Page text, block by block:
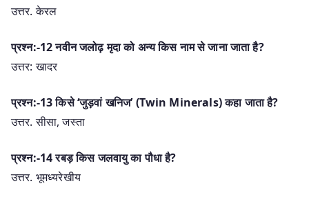
उत्तर. केरल
प्रश्न:-12 नवीन जलोढ़ मृदा को अन्य किस नाम से जाना जाता है?
उत्तर: खादर
प्रश्न:-13 किसे ‘जुड़वां खनिज’ (Twin Minerals) कहा जाता है?
उत्तर. सीसा, जस्ता
प्रश्न:-14 रबड़ किस जलवायु का पौधा है?
उत्तर. भूमध्यरेखीय